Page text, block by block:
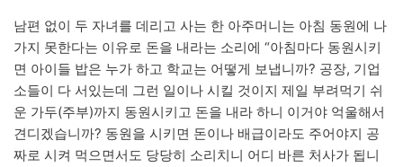
남편 없이 두 자녀를 데리고 사는 한 아주머니는 아침 동원에 나
가지 못한다는 이유로 돈을 내라는 소리에 “아침마다 동원시키
면 아이들 밥은 누가 하고 학교는 어떻게 보냅니까? 공장, 기업
소들이 다 서있는데 그런 일이나 시킬 것이지 제일 부려먹기 쉬
운 가두(주부)까지 동원시키고 돈을 내라 하니 이거야 억울해서
견디겠습니까? 동원을 시키면 돈이나 배급이라도 주어야지 공
짜로 시켜 먹으면서도 당당히 소리치니 어디 바른 처사가 됩니